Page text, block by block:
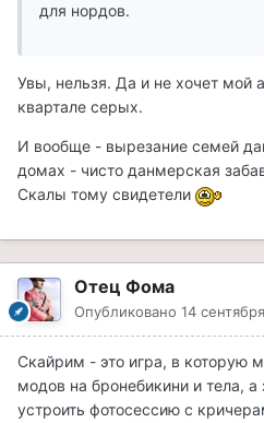
для нордов.
Увы, нельзя. Да и не хочет мой
квартале серых.
И вообще - вырезание семей
домах - чисто данмерская
Скалы тому свидетели
Отец Фома
Опубликовано 14
Скайрим - это игра, в которую
модов на бронебикини и тела, а
устроить фотосессию с